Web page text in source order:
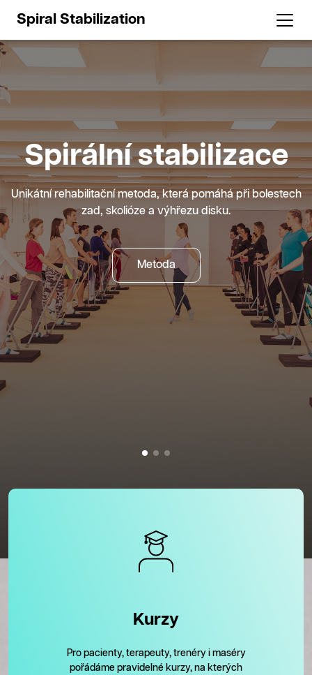
Spiral Stabilization
cvičení
i dospělé
stabilizace.
Léčba
při bolestech
Metoda
pro
a
na našich
pacienty.
cvičení
i dospělé
stabilizace.
Léčba
Spirální stabilizace
Unikátní rehabilitační metoda, která pomáhá při bolestech
zad, skolióze a výhřezu disku.
Metoda
Kurzy
Pro pacienty, terapeuty, trenéry i maséry
pořádáme pravidelné kurzy, na kterých